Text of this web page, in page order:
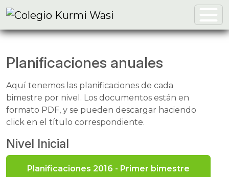
Planificaciones anuales
Aquí tenemos las planificaciones de cada
bimestre por nivel. Los documentos están en
formato PDF, y se pueden descargar haciendo
click en el título correspondiente.
Nivel Inicial
Planificaciones 2016 - Primer bimestre